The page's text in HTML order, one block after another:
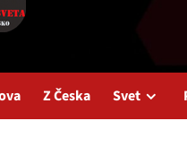
Z Česka Svet